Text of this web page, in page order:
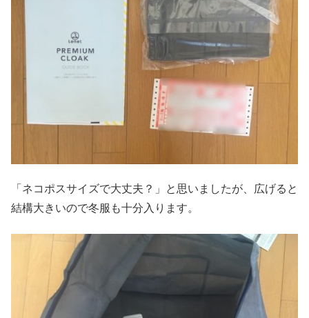
「ネコポスサイズで大丈夫？」と思いましたが、広げると
結構大きいので冬服も十分入ります。